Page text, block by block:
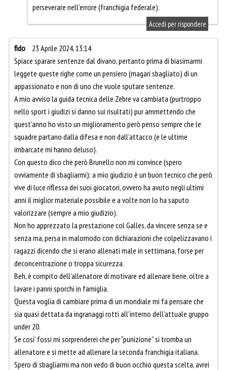
perseverare nell’errore (franchigia federale).
Accedi per rispondere
fido
23 Aprile 2024, 13:14
Spiace sparare sentenze dal divano, pertanto prima di biasimarmi
leggete queste righe come un pensiero (magari sbagliato) di un
appassionato e non di uno che vuole sputare sentenze.
A mio avviso la guida tecnica delle Zebre va cambiata (purtroppo
nello sport i giudizi si danno sui risultati) pur ammettendo che
quest’anno ho visto un miglioramento però penso sempre che le
squadre partano dalla difesa e non dall’attacco (e le ultime
imbarcate mi hanno deluso).
Con questo dico che però Brunello non mi convince (spero
ovviamente di sbagliarmi): a mio giudizio è un buon tecnico che però
vive di luce riflessa dei suoi giocatori, ovvero ha avuto negli ultimi
anni il miglior materiale possibile e a volte non lo ha saputo
valorizzare (sempre a mio giudizio).
Non ho apprezzato la prestazione col Galles, da vincere senza se e
senza ma, persa in malomodo con dichiarazioni che colpelizzavano i
ragazzi dicendo che si erano allenati male in settimana, forse per
deconcentrazione o troppa sicurezza.
Beh, è compito dell’allenatore di motivare ed allenare bene, oltre a
lavare i panni sporchi in famiglia.
Questa voglia di cambiare prima di un mondiale mi fa pensare che
sia quasi dettata da ingranaggi rotti all’interno dell’attuale gruppo
under 20.
Se cosi’ fossi mi sorprenderei che per “punizione” si tromba un
allenatore e si mette ad allenare la seconda franchigia italiana.
Spero di sbagliarmi ma non vedo di buon occhio questa scelta, avrei